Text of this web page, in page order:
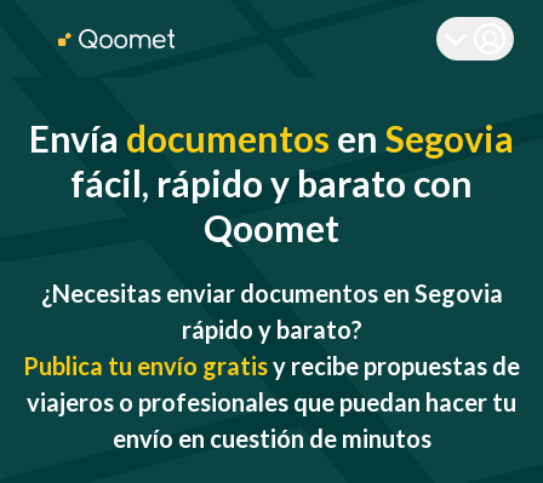
Envía documentos en Segovia
fácil, rápido y barato con
Qoomet
¿Necesitas enviar documentos en Segovia
rápido y barato?
Publica tu envío gratisy recibe propuestas de
viajeros o profesionales que puedan hacer tu
envío en cuestión de minutos